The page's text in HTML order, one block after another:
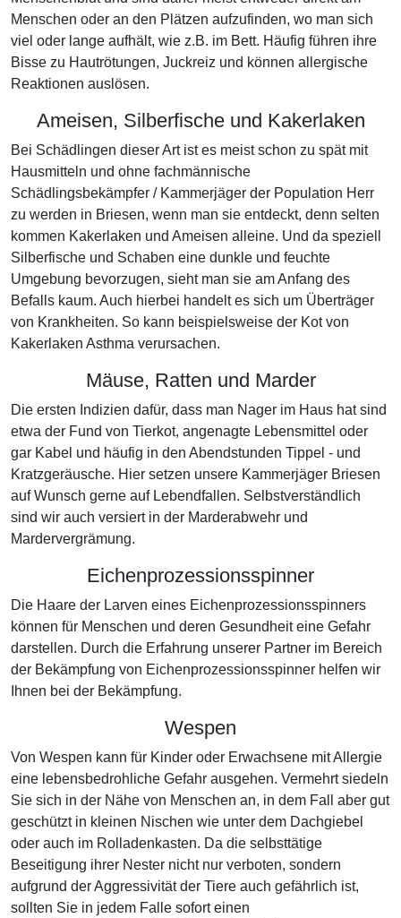
Menschen oder an den Plätzen aufzufinden, wo man sich
viel oder lange aufhält, wie z.B. im Bett. Häufig führen ihre
Bisse zu Hautrötungen, Juckreiz und können allergische
Reaktionen auslösen.
Ameisen, Silberfische und Kakerlaken
Bei Schädlingen dieser Art ist es meist schon zu spät mit
Hausmitteln und ohne fachmännische
Schädlingsbekämpfer / Kammerjäger der Population Herr
zu werden in Briesen, wenn man sie entdeckt, denn selten
kommen Kakerlaken und Ameisen alleine. Und da speziell
Silberfische und Schaben eine dunkle und feuchte
Umgebung bevorzugen, sieht man sie am Anfang des
Befalls kaum. Auch hierbei handelt es sich um Überträger
von Krankheiten. So kann beispielsweise der Kot von
Kakerlaken Asthma verursachen.
Mäuse, Ratten und Marder
Die ersten Indizien dafür, dass man Nager im Haus hat sind
etwa der Fund von Tierkot, angenagte Lebensmittel oder
gar Kabel und häufig in den Abendstunden Tippel - und
Kratzgeräusche. Hier setzen unsere Kammerjäger Briesen
auf Wunsch gerne auf Lebendfallen. Selbstverständlich
sind wir auch versiert in der Marderabwehr und
Mardervergrämung.
Eichenprozessionsspinner
Die Haare der Larven eines Eichenprozessionsspinners
können für Menschen und deren Gesundheit eine Gefahr
darstellen. Durch die Erfahrung unserer Partner im Bereich
der Bekämpfung von Eichenprozessionsspinner helfen wir
Ihnen bei der Bekämpfung.
Wespen
Von Wespen kann für Kinder oder Erwachsene mit Allergie
eine lebensbedrohliche Gefahr ausgehen. Vermehrt siedeln
Sie sich in der Nähe von Menschen an, in dem Fall aber gut
geschützt in kleinen Nischen wie unter dem Dachgiebel
oder auch im Rolladenkasten. Da die selbsttätige
Beseitigung ihrer Nester nicht nur verboten, sondern
aufgrund der Aggressivität der Tiere auch gefährlich ist,
sollten Sie in jedem Falle sofort einen